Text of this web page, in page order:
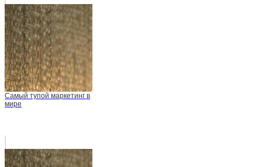
Самый тупой маркетинг в
мире